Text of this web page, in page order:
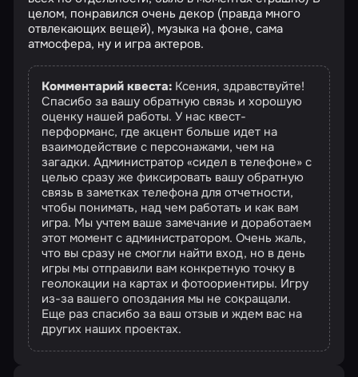
целом, понравился очень декор (правда много
отвлекающих вещей), музыка на фоне, сама
атмосфера, ну и игра актеров.
Комментарий квеста:Ксения, здравствуйте!
Спасибо за вашу обратную связь и хорошую
оценку нашей работы. У нас квест-
перформанс, где акцент больше идет на
взаимодействие с персонажами, чем на
загадки. Администратор «сидел в телефоне» с
целью сразу же фиксировать вашу обратную
связь в заметках телефона для отчетности,
чтобы понимать, над чем работать и как вам
игра. Мы учтем ваше замечание и доработаем
этот момент с администратором. Очень жаль,
что вы сразу не смогли найти вход, но в день
игры мы отправили вам конкретную точку в
геолокации на картах и фотоориентиры. Игру
из-за вашего опоздания мы не сокращали.
Еще раз спасибо за ваш отзыв и ждем вас на
других наших проектах.